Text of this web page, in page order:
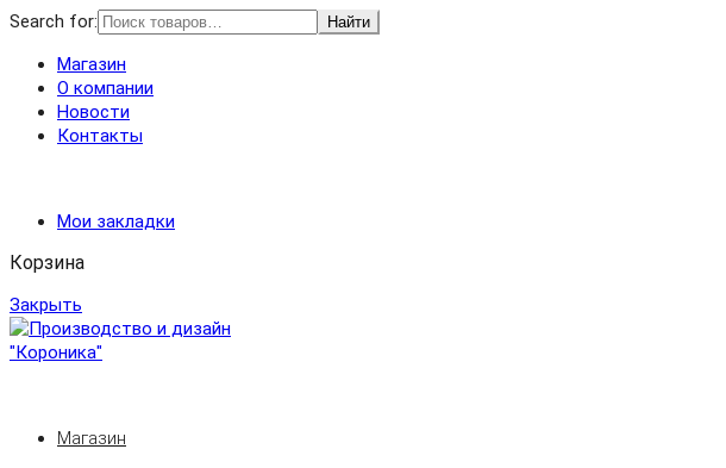
Search for: Найти
Магазин
О компании
Новости
Контакты
Мои закладки
Корзина
Закрыть
Магазин